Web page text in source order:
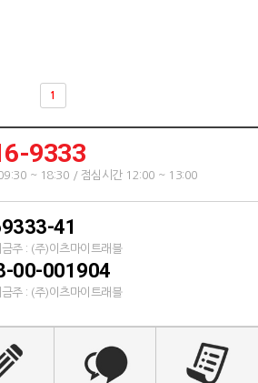
1
9333
~ 18:30 / 점심시간 12:00 ~ 13:00
41
주 : (주)이츠마이트래블
00-001904
주 : (주)이츠마이트래블